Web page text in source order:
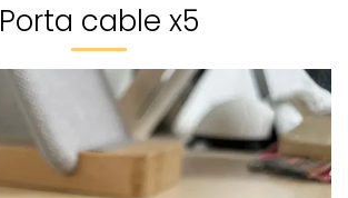
Porta cable x5